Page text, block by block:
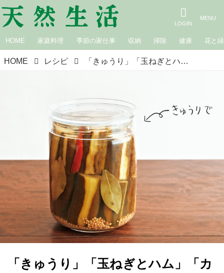
HOME 家庭料理 季節の家仕事 収納 掃除 健康 花と緑
HOME レシピ 「きゅうり」「玉ねぎとハム」「カリフラワーとうずらの卵」 坂田阿希子さんの酸っぱすぎない味わいピクルス
「きゅうり」「玉ねぎとハム」「カ